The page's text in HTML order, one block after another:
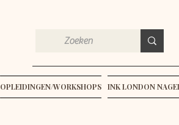
OPLEIDINGEN/WORKSHOPS INK LONDON